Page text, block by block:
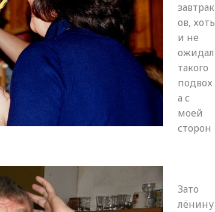
завтрак
ов, хоть
и не
ожидал
такого
подвох
а с
моей
сторон
Зато
лёнину